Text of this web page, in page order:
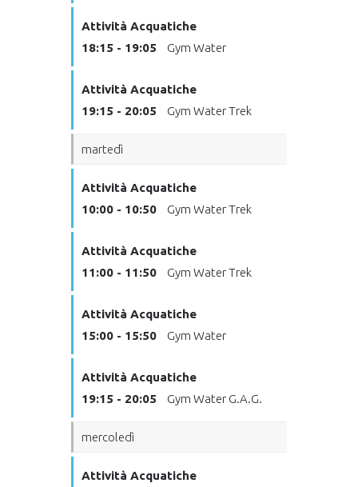
Attività Acquatiche
18:15 - 19:05
Gym Water
Attività Acquatiche
19:15 - 20:05
Gym Water Trek
martedì
Attività Acquatiche
10:00 - 10:50
Gym Water Trek
Attività Acquatiche
11:00 - 11:50
Gym Water Trek
Attività Acquatiche
15:00 - 15:50
Gym Water
Attività Acquatiche
19:15 - 20:05
Gym Water G.A.G.
mercoledì
Attività Acquatiche